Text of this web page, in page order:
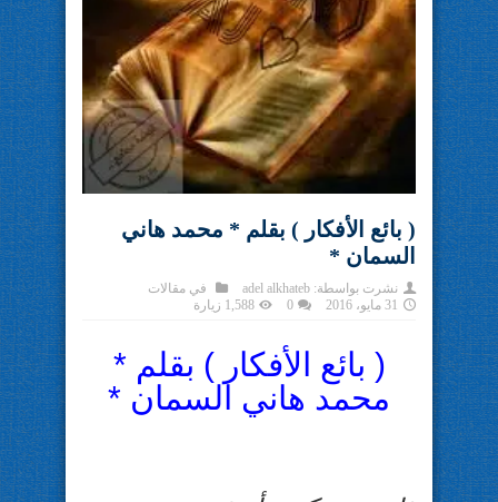
( بائع الأفكار ) بقلم * محمد هاني
السمان *
نشرت بواسطة: adel alkhateb في مقالات
31 مايو، 2016
0 1,588 زيارة
( بائع الأفكار ) بقلم *
محمد هاني السمان *